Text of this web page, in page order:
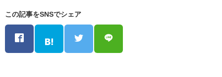
この記事をSNSでシェア